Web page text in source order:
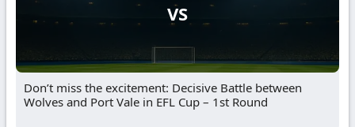
VS
Don’t miss the excitement: Decisive Battle between
Wolves and Port Vale in EFL Cup – 1st Round